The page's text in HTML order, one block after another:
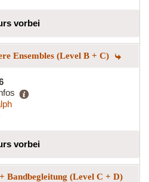
vorbei
Ensembles (Level B + C)
vorbei
Bandbegleitung (Level C + D)